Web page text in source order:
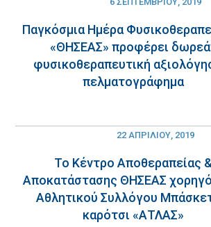
Παγκόσμια Ημέρα
«ΘΗΣΕΑΣ» προφέρει
φυσικοθεραπευτική
πελματογράφημα
Το Κέντρο Αποθεραπείας &
Αποκατάστασης ΘΗΣΕΑΣ
Αθλητικού Συλλόγου
καρότσι «ΑΤΛΑΣ»
22 ΑΠΡΙΛΊΟΥ, 2019